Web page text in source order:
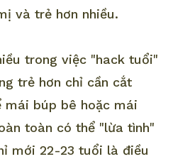
và trẻ hơn nhiều.
trong việc "hack tuổi"
trẻ hơn chỉ cần cắt
mái búp bê hoặc mái
toàn có thể "lừa tình"
mới 22-23 tuổi là điều